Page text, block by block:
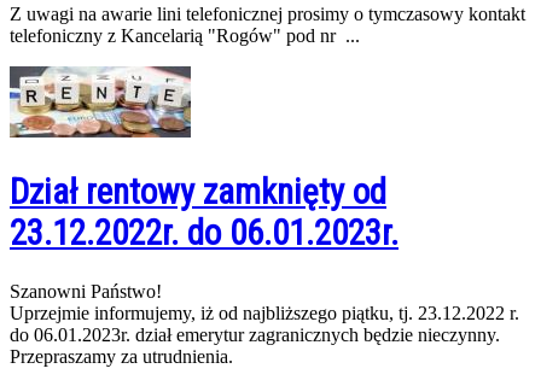
Z uwagi na awarie lini telefonicznej prosimy o tymczasowy kontakt
telefoniczny z Kancelarią "Rogów" pod nr ...
Dział rentowy zamknięty od
23.12.2022r. do 06.01.2023r.
Szanowni Państwo!
Uprzejmie informujemy, iż od najbliższego piątku, tj. 23.12.2022 r.
do 06.01.2023r. dział emerytur zagranicznych będzie nieczynny.
Przepraszamy za utrudnienia.